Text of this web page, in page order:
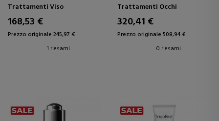
SIERO TRATTAMENTO ANTI-
ETÀ INTENSIVO
Trattamenti Viso
168,53 €
Prezzo originale 245,97 €
1 riesami
CONCENTRATO ANTI-ETÀ -
ANTIRUGHE
Trattamenti Occhi
320,41 €
Prezzo originale 508,94 €
0 riesami